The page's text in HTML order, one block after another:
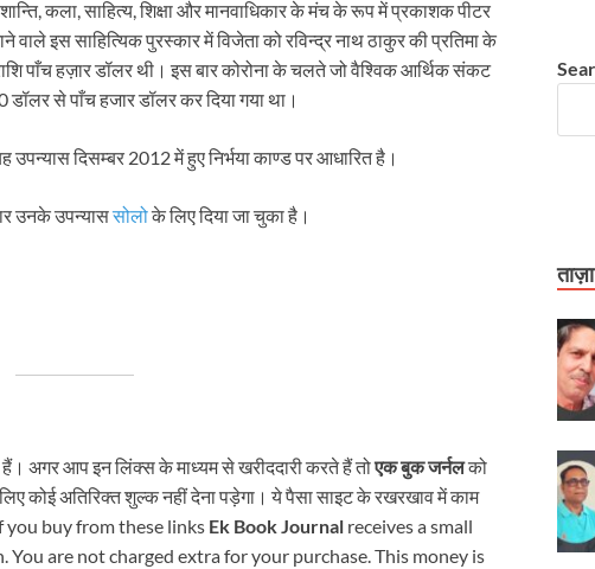
कला, साहित्य, शिक्षा और मानवाधिकार के मंच के रूप में प्रकाशक पीटर
वाले इस साहित्यिक पुरस्कार में विजेता को रविन्द्र नाथ ठाकुर की प्रतिमा के
पाँच हज़ार डॉलर थी। इस बार कोरोना के चलते जो वैश्विक आर्थिक संकट
से पाँच हजार डॉलर कर दिया गया था।
उपन्यास दिसम्बर 2012 में हुए निर्भया काण्ड पर आधारित है।
उनके उपन्याससोलोके लिए दिया जा चुका है।
अगर आप इन लिंक्स के माध्यम से खरीददारी करते हैं तोएक बुक जर्नलको
कोई अतिरिक्त शुल्क नहीं देना पड़ेगा। ये पैसा साइट के रखरखाव में काम
buy from these links Ek Book Journal receives a small
You are not charged extra for your purchase. This money is